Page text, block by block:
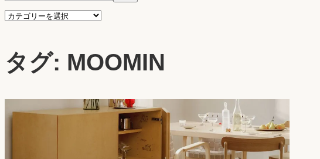
索:
カ
ゴ
リ
ー
を
タグ: MOOMIN